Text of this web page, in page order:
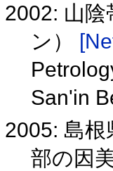
2002: 山
ン）
San'in
2005: 島根
部の因